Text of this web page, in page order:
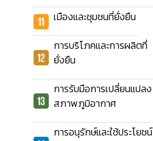
เมืองและชุมชนที่ยั่งยืน
การบริโภคและการผลิตที่
ยั่งยืน
การรับมือการเปลี่ยนแปลง
สภาพภูมิอากาศ
การอนุรักษ์และใช้ประโยชน์